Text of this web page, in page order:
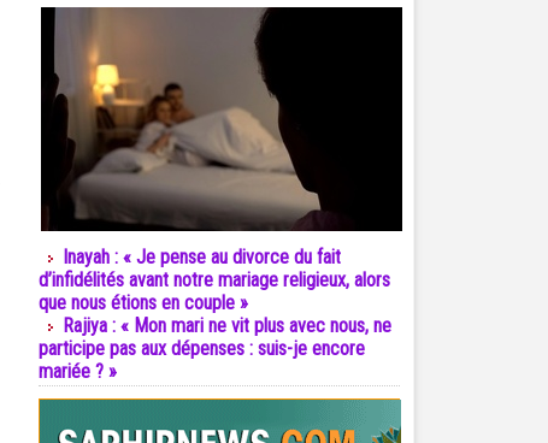
Inayah : « Je pense au divorce du fait
d’infidélités avant notre mariage religieux, alors
que nous étions en couple »
Rajiya : « Mon mari ne vit plus avec nous, ne
participe pas aux dépenses : suis-je encore
mariée ? »